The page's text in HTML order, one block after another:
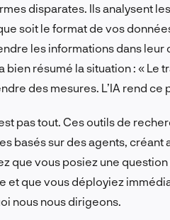
disparates. Ils analysent
soit le format de vos
les informations dans
bien résumé la situation : «
des mesures. L’IA rend
pas tout. Ces outils de
basés sur des agents, créant
que vous posiez une
et que vous déployiez
nous nous dirigeons.